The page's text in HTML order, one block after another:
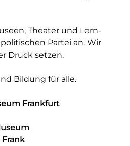
Theater und Lern-
Partei an. Wir
Druck setzen.
Bildung für alle.
Frankfurt